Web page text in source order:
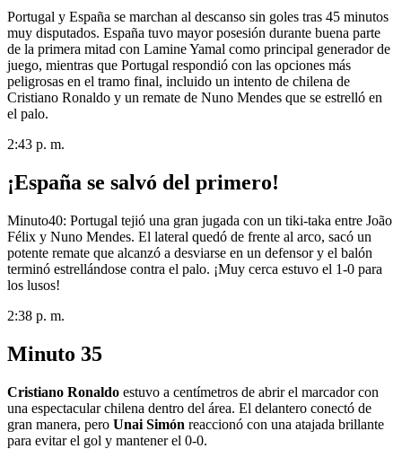
Portugal y España se marchan al descanso sin goles tras 45 minutos
muy disputados. España tuvo mayor posesión durante buena parte
de la primera mitad con Lamine Yamal como principal generador de
juego, mientras que Portugal respondió con las opciones más
peligrosas en el tramo final, incluido un intento de chilena de
Cristiano Ronaldo y un remate de Nuno Mendes que se estrelló en
el palo.
2:43 p. m.
¡España se salvó del primero!
Minuto40: Portugal tejió una gran jugada con un tiki-taka entre João
Félix y Nuno Mendes. El lateral quedó de frente al arco, sacó un
potente remate que alcanzó a desviarse en un defensor y el balón
terminó estrellándose contra el palo. ¡Muy cerca estuvo el 1-0 para
los lusos!
2:38 p. m.
Minuto 35
Cristiano Ronaldo estuvo a centímetros de abrir el marcador con
una espectacular chilena dentro del área. El delantero conectó de
gran manera, pero Unai Simón reaccionó con una atajada brillante
para evitar el gol y mantener el 0-0.